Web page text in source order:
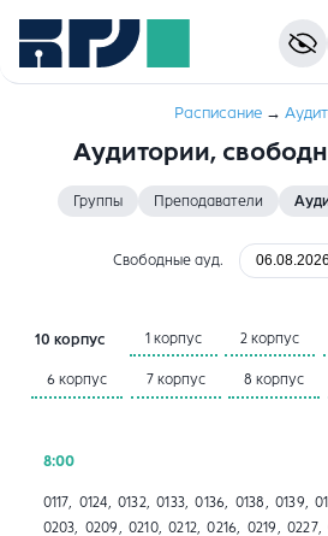
Расписание →
Аудитории,
Группы Преподаватели
Свободные ауд.
10 корпус 1 корпус 2 корпус
6 корпус 7 корпус 8 корпус
8:00
0117, 0124, 0132, 0133, 0136, 0138, 0139,
0203, 0209, 0210, 0212, 0216, 0219, 0227,